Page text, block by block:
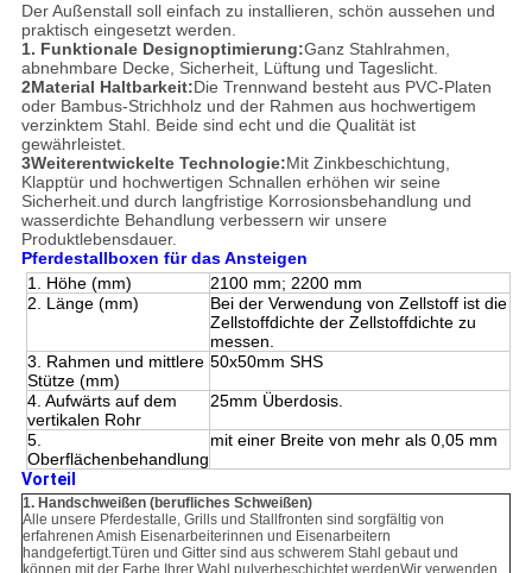
Der Außenstall soll einfach zu installieren, schön aussehen und
praktisch eingesetzt werden.
1. Funktionale Designoptimierung:Ganz Stahlrahmen,
abnehmbare Decke, Sicherheit, Lüftung und Tageslicht.
2Material Haltbarkeit:Die Trennwand besteht aus PVC-Platen
oder Bambus-Strichholz und der Rahmen aus hochwertigem
verzinktem Stahl. Beide sind echt und die Qualität ist
gewährleistet.
3Weiterentwickelte Technologie:Mit Zinkbeschichtung,
Klapptür und hochwertigen Schnallen erhöhen wir seine
Sicherheit.und durch langfristige Korrosionsbehandlung und
wasserdichte Behandlung verbessern wir unsere
Produktlebensdauer.
Pferdestallboxen für das Ansteigen
1. Höhe (mm)
2100 mm; 2200 mm
2. Länge (mm)
Bei der Verwendung von Zellstoff ist die
Zellstoffdichte der Zellstoffdichte zu
messen.
3. Rahmen und mittlere
Stütze (mm)
50x50mm SHS
4. Aufwärts auf dem
vertikalen Rohr
25mm Überdosis.
5.
Oberflächenbehandlung
mit einer Breite von mehr als 0,05 mm
Vorteil
1. Handschweißen (berufliches Schweißen)
Alle unsere Pferdestalle, Grills und Stallfronten sind sorgfältig von
erfahrenen Amish Eisenarbeiterinnen und Eisenarbeitern
handgefertigt.Türen und Gitter sind aus schwerem Stahl gebaut und